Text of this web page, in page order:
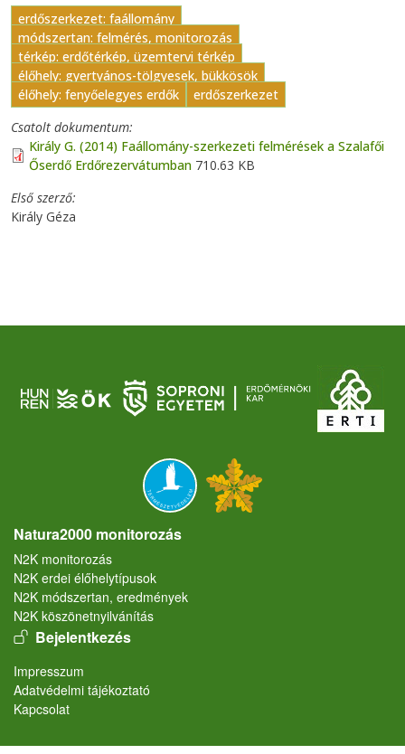
erdőszerkezet: faállomány
módszertan: felmérés, monitorozás
térkép: erdőtérkép, üzemtervi térkép
élőhely: gyertyános-tölgyesek, bükkösök
élőhely: fenyőelegyes erdők
erdőszerkezet
Csatolt dokumentum
Király G. (2014) Faállomány-szerkezeti felmérések a Szalafői
Őserdő Erdőrezervátumban 710.63 KB
Első szerző
Király Géza
Natura2000 monitorozás
N2K monitorozás
N2K erdei élőhelytípusok
N2K módszertan, eredmények
N2K köszönetnyilvánítás
User account menu
Bejelentkezés
Lábléc
Impresszum
Adatvédelmi tájékoztató
Kapcsolat